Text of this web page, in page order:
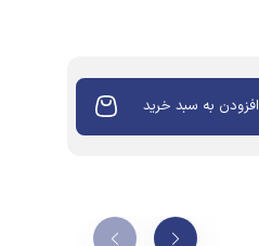
افزودن به سبد خرید